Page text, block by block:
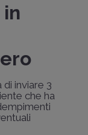
inviare 3
che ha